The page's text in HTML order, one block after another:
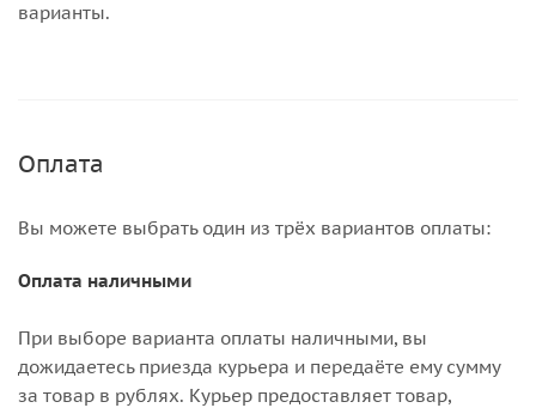
варианты.
Оплата
Вы можете выбрать один из трёх вариантов оплаты:
Оплата наличными
При выборе варианта оплаты наличными, вы
дожидаетесь приезда курьера и передаёте ему сумму
за товар в рублях. Курьер предоставляет товар,